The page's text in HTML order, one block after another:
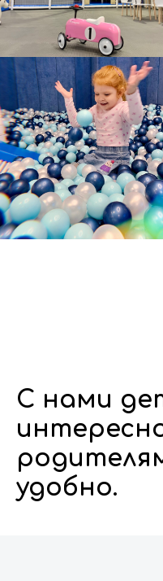
С нами
удобно.